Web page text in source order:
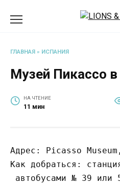
ГЛАВНАЯ » ИСПАНИЯ
Музей Пикассо
НА ЧТЕНИЕ
11 мин
Адрес: Picasso
Как добраться:
автобусами № 39